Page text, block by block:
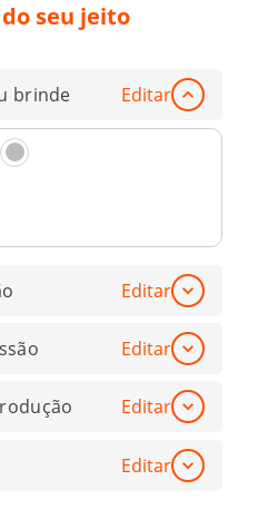
seu jeito
brinde Editar
Editar
Editar
Editar
Editar